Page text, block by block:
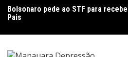
para
conteúdo
Bolsonaro pede ao STF para
Pais